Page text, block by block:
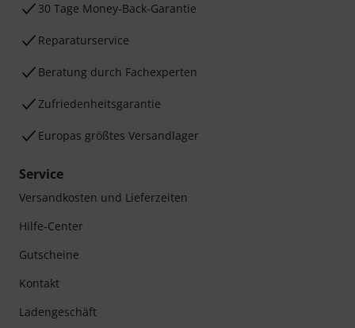
30 Tage Money-Back-Garantie
Reparaturservice
Beratung durch Fachexperten
Zufriedenheitsgarantie
Europas größtes Versandlager
Service
Versandkosten und Lieferzeiten
Hilfe-Center
Gutscheine
Kontakt
Ladengeschäft